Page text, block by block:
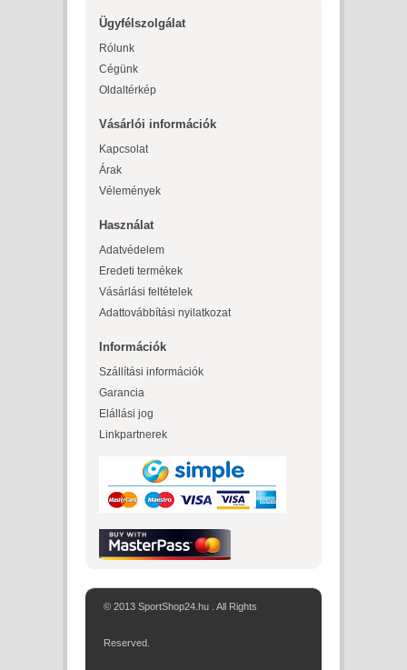
Ügyfélszolgálat
Rólunk
Cégünk
Oldaltérkép
Vásárlói információk
Kapcsolat
Árak
Vélemények
Használat
Adatvédelem
Eredeti termékek
Vásárlási feltételek
Adattovábbítási nyilatkozat
Információk
Szállítási információk
Garancia
Elállási jog
Linkpartnerek
© 2013 SportShop24.hu . All Rights
Reserved.